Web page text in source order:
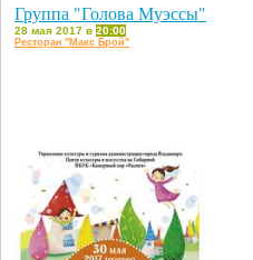
Группа "Голова Муэссы"
28 мая 2017 в 20:00
Ресторан "Макс Брой"